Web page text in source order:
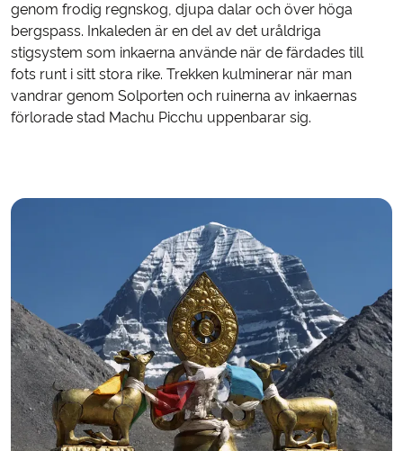
genom frodig regnskog, djupa dalar och över höga
bergspass. Inkaleden är en del av det uråldriga
stigsystem som inkaerna använde när de färdades till
fots runt i sitt stora rike. Trekken kulminerar när man
vandrar genom Solporten och ruinerna av inkaernas
förlorade stad Machu Picchu uppenbarar sig.